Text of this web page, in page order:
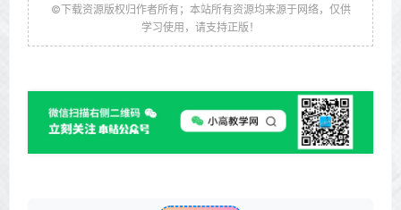
©下载资源版权归作者所有；本站所有资源均来源于网络，仅供
学习使用，请支持正版！